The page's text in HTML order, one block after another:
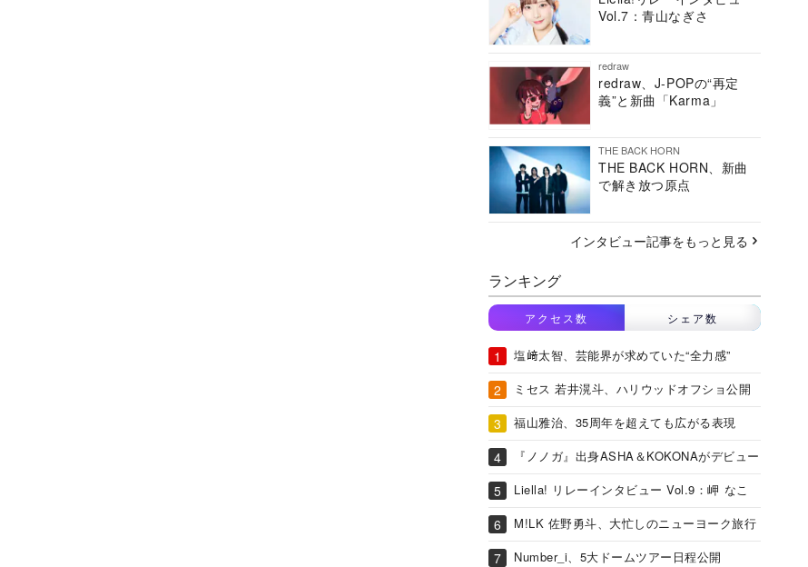
Vol.7：青山なぎさ
redraw
redraw、J-POPの“再定
義”と新曲「Karma」
THE BACK HORN
THE BACK HORN、新曲
で解き放つ原点
インタビュー記事をもっと見る
ランキング
アクセス数 シェア数
塩﨑太智、芸能界が求めていた“全力感”
ミセス 若井滉斗、ハリウッドオフショ公開
福山雅治、35周年を超えても広がる表現
『ノノガ』出身ASHA＆KOKONAがデビュー
Liella! リレーインタビュー Vol.9：岬 なこ
M!LK 佐野勇斗、大忙しのニューヨーク旅行
Number_i、5大ドームツアー日程公開